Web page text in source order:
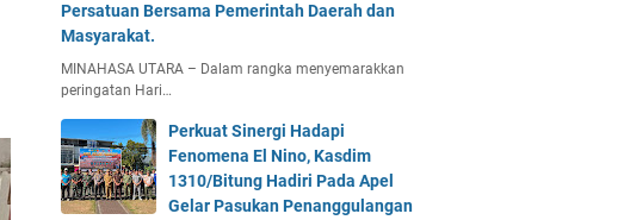
Persatuan Bersama Pemerintah Daerah dan
Masyarakat.
MINAHASA UTARA – Dalam rangka menyemarakkan
peringatan Hari…
Perkuat Sinergi Hadapi
Fenomena El Nino, Kasdim
1310/Bitung Hadiri Pada Apel
Gelar Pasukan Penanggulangan